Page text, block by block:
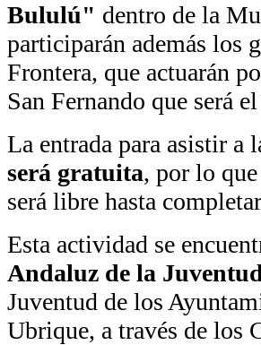
Bululú" dentro de la
participarán además los
Frontera, que actuarán
San Fernando que será
La entrada para asistir a
será gratuita, por lo
será libre hasta
Esta actividad se
Andaluz de la Juventud
Juventud de los
Ubrique, a través de los